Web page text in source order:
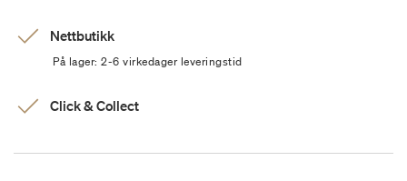
Nettbutikk
På lager: 2-6 virkedager leveringstid
Click & Collect